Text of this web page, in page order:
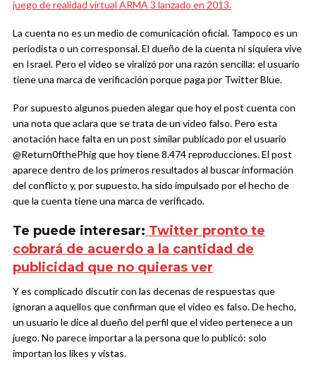
juego de realidad virtual ARMA 3 lanzado en 2013.
La cuenta no es un medio de comunicación oficial. Tampoco es un
periodista o un corresponsal. El dueño de la cuenta ni siquiera vive
en Israel. Pero el video se viralizó por una razón sencilla: el usuario
tiene una marca de verificación porque paga por Twitter Blue.
Por supuesto algunos pueden alegar que hoy el post cuenta con
una nota que aclara que se trata de un video falso. Pero esta
anotación hace falta en un post similar publicado por el usuario
@Return0fthePhig que hoy tiene 8.474 reproducciones. El post
aparece dentro de los primeros resultados al buscar información
del conflicto y, por supuesto, ha sido impulsado por el hecho de
que la cuenta tiene una marca de verificado.
Te puede interesar: Twitter pronto te
cobrará de acuerdo a la cantidad de
publicidad que no quieras ver
Y es complicado discutir con las decenas de respuestas que
ignoran a aquellos que confirman que el video es falso. De hecho,
un usuario le dice al dueño del perfil que el video pertenece a un
juego. No parece importar a la persona que lo publicó: solo
importan los likes y vistas.